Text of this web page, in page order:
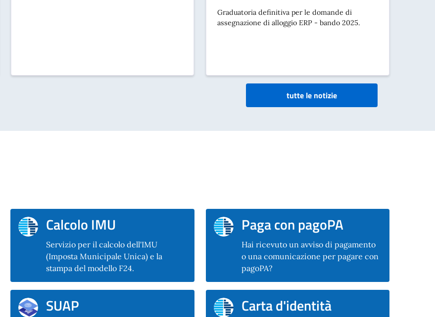
Graduatoria definitiva per le domande di
assegnazione di alloggio ERP - bando 2025.
tutte le notizie
Calcolo IMU
Servizio per il calcolo dell'IMU
(Imposta Municipale Unica) e la
stampa del modello F24.
Paga con pagoPA
Hai ricevuto un avviso di pagamento
o una comunicazione per pagare con
pagoPA?
SUAP Carta d'identità